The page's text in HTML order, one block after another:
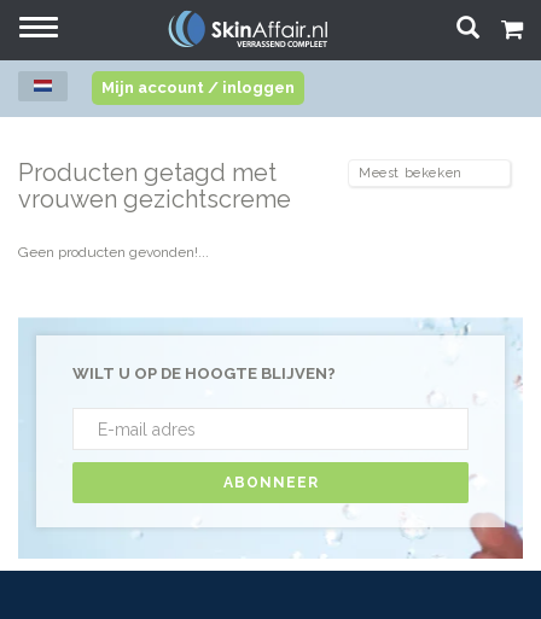
Toggle
Mijn account / inloggen
Producten getagd met
vrouwen gezichtscreme
Geen producten gevonden!...
WILT U OP DE HOOGTE BLIJVEN?
ABONNEER